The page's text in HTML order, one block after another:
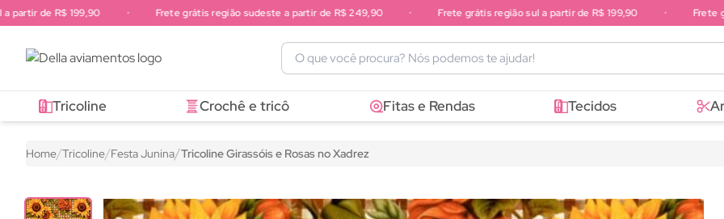
Frete grátis região sul a partir de R$ 199,90. Frete grátis região sudeste a partir de R$ 249,90
de R$ 199,90 Frete grátis região sudeste a partir de R$ 249,90 Frete grátis região sul a partir de R$ 199,90 Frete
Tricoline Crochê e tricô Fitas e Rendas Tecidos
Home Tricoline Festa Junina Tricoline Girassóis e Rosas no Xadrez